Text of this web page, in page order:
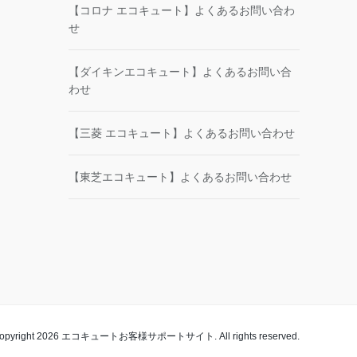
【コロナ エコキュート】よくあるお問い合わ
せ
【ダイキンエコキュート】よくあるお問い合
わせ
【三菱 エコキュート】よくあるお問い合わせ
【東芝エコキュート】よくあるお問い合わせ
2026 エコキュートお客様サポートサイト. All rights reserved.